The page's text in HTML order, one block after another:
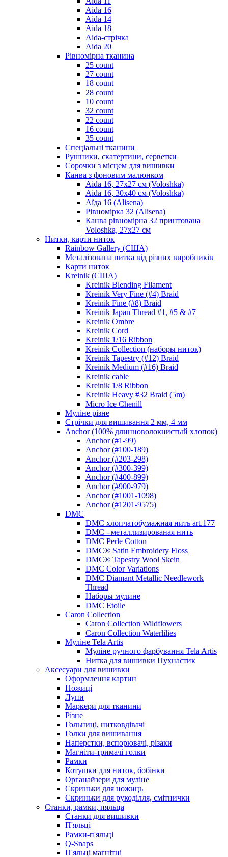
Aida 16
Aida 14
Aida 18
Aida-стрічка
Aida 20
Рівномірна тканина
25 count
27 count
18 count
28 count
10 count
32 count
22 count
16 count
35 count
Спеціальні тканини
Рушники, скатертини, серветки
Сорочки з місцем для вишивки
Канва з фоновим малюнком
Aida 16, 27х27 см (Voloshka)
Aida 16, 30х40 см (Voloshka)
Аїда 16 (Alisena)
Рівномірка 32 (Alisena)
Канва рівномірна 32 принтована
Voloshka, 27х27 см
Нитки, карти ниток
Rainbow Gallery (США)
Металізована нитка від різних виробників
Карти ниток
Kreinik (США)
Kreinik Blending Filament
Kreinik Very Fine (#4) Braid
Kreinik Fine (#8) Braid
Kreinik Japan Thread #1, #5 & #7
Kreinik Ombre
Kreinik Cord
Kreinik 1/16 Ribbon
Kreinik Collection (наборы ниток)
Kreinik Tapestry (#12) Braid
Kreinik Medium (#16) Braid
Kreinik cable
Kreinik 1/8 Ribbon
Kreinik Heavy #32 Braid (5m)
Micro Ice Chenill
Муліне різне
Стрічки для вишивання 2 мм, 4 мм
Anchor (100% длинноволокнистый хлопок)
Anchor (#1-99)
Anchor (#100-189)
Anchor (#203-298)
Anchor (#300-399)
Anchor (#400-899)
Anchor (#900-979)
Anchor (#1001-1098)
Anchor (#1201-9575)
DMC
DMC хлопчатобумажная нить art.177
DMC - металлизированая нить
DMC Perle Cotton
DMC® Satin Embroidery Floss
DMC® Tapestry Wool Skein
DMC Color Variations
DMC Diamant Metallic Needlework
Thread
Наборы мулине
DMC Etoile
Caron Collection
Caron Collection Wildflowers
Caron Collection Waterlilies
Муліне Tela Artis
Муліне ручного фарбування Tela Artis
Нитка для вишивки Пухнастик
Аксесуари для вишивки
Оформлення картин
Ножиці
Лупи
Маркери для тканини
Різне
Гольниці, нитковдівачі
Голки для вишивання
Наперстки, вспорювачі, різаки
Магніти-тримачі голки
Рамки
Котушки для ниток, бобінки
Органайзери для муліне
Скриньки для ножиць
Скриньки для рукоділля, смітнички
Станки, рамки, пяльца
Станки для вишивки
П'яльці
Рамки-п'яльці
Q-Snaps
П'яльці магнітні